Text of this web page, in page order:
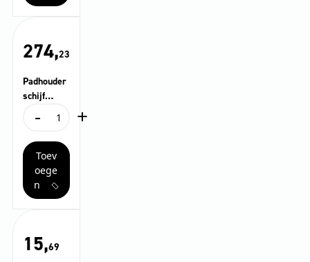
274,23
Padhouder
schijf
-
Padhouderschijf
480
mm
aantal
+
Toev
oege
n
15,69